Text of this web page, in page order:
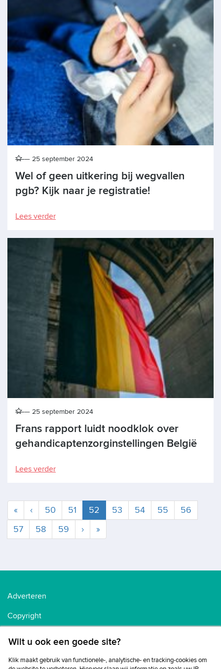
Wel of geen uitkering bij wegvallen
pgb? Kijk naar je registratie!
25 september 2024
Lees verder
Frans rapport luidt noodklok over
gehandicaptenzorginstellingen België
25 september 2024
Lees verder
« ‹ 50 51 52 Huidige
53 54 55
56
57
58 59 › »
Adverteren
Copyright
Cookiebeleid
Wilt u ook een goede site?
Klik maakt gebruik van functionele-, analytische- en tracking-cookies om